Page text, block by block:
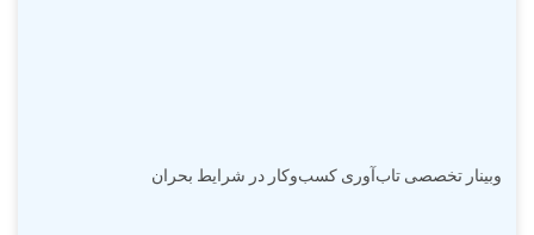
وبینار تخصصی تاب‌آوری کسب‌وکار در شرایط بحران